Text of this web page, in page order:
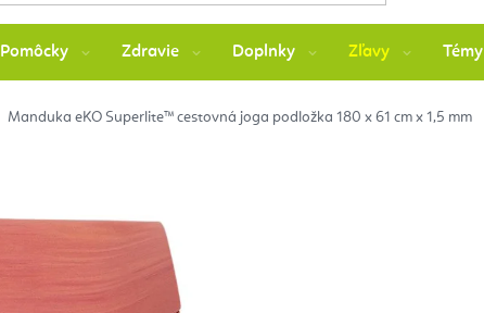
Pomôcky Zdravie Doplnky Zľavy Témy
Manduka eKO Superlite™ cestovná joga podložka 180 x 61 cm x 1,5 mm